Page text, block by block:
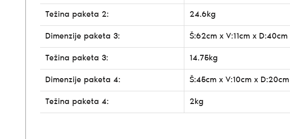
Težina paketa 2: 24.6kg
Dimenzije paketa 3: Š:62cm x V:11cm x D:40cm
Težina paketa 3: 14.75kg
Dimenzije paketa 4: Š:45cm x V:10cm x D:20cm
Težina paketa 4: 2kg